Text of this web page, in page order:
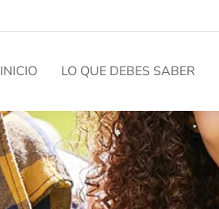
INICIO LO QUE DEBES SABER